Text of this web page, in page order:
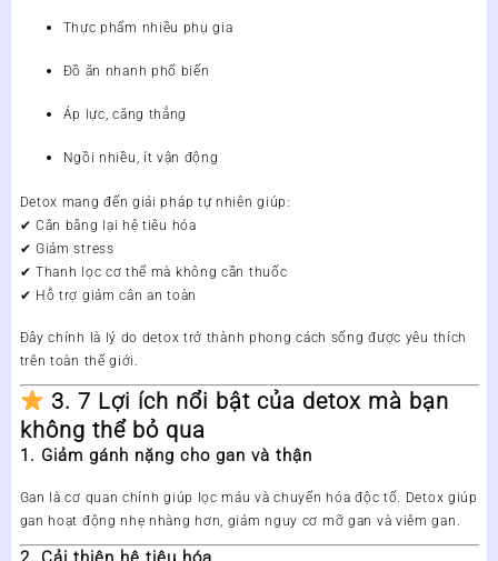
Thực phẩm nhiều phụ gia
Đồ ăn nhanh phổ biến
Áp lực, căng thẳng
Ngồi nhiều, ít vận động
Detox mang đến giải pháp tự nhiên giúp:
✔ Cân bằng lại hệ tiêu hóa
✔ Giảm stress
✔ Thanh lọc cơ thể mà không cần thuốc
✔ Hỗ trợ giảm cân an toàn
Đây chính là lý do detox trở thành phong cách sống được yêu thích
trên toàn thế giới.
3. 7 Lợi ích nổi bật của detox mà bạn
không thể bỏ qua
1. Giảm gánh nặng cho gan và thận
Gan là cơ quan chính giúp lọc máu và chuyển hóa độc tố. Detox giúp
gan hoạt động nhẹ nhàng hơn, giảm nguy cơ mỡ gan và viêm gan.